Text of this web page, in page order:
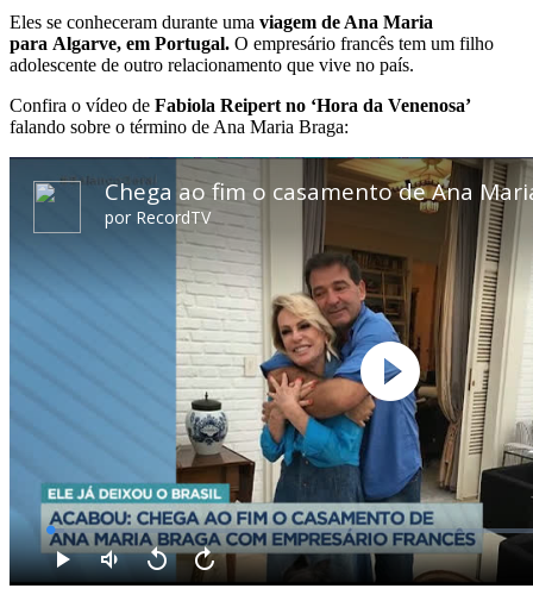
Eles se conheceram durante uma viagem de Ana Maria
para Algarve, em Portugal. O empresário francês tem um filho
adolescente de outro relacionamento que vive no país.
Confira o vídeo de Fabiola Reipert no ‘Hora da Venenosa’
falando sobre o término de Ana Maria Braga: